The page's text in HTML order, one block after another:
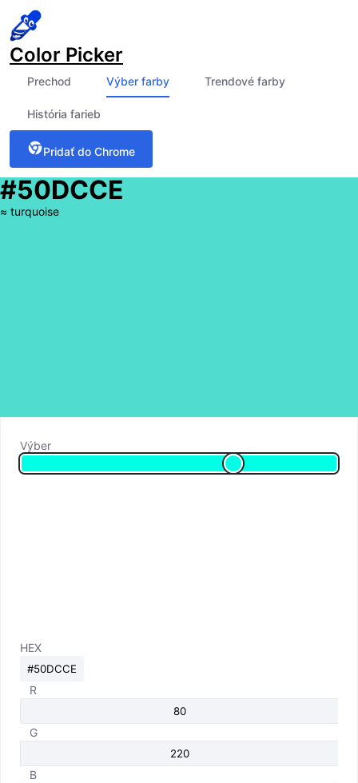
Color Picker
Prechod Výber farby Trendové farby
História farieb
Pridať do Chrome
#50DCCE
≈ turquoise
Výber
HEX
R
G
B